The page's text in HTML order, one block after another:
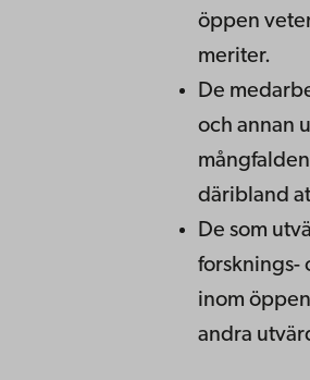
öppen
meriter.
De
och annan
däribland
De som
forsknings-
inom
andra